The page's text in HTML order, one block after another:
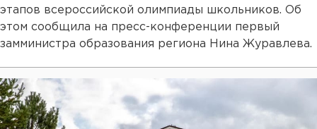
этапов всероссийской олимпиады школьников. Об
этом сообщила на пресс-конференции первый
замминистра образования региона Нина Журавлева.